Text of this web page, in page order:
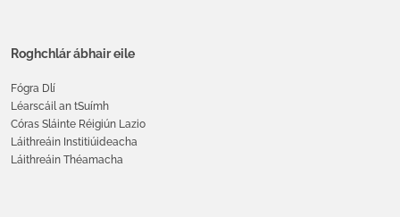
Roghchlár ábhair eile
Fógra Dlí
Léarscáil an tSuímh
Córas Sláinte Réigiún Lazio
Láithreáin Institiúideacha
Láithreáin Théamacha